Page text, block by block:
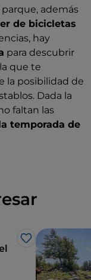
además
de bicicletas
hay
para descubrir
que te
la posibilidad de
Dada la
faltan las
temporada de
Me gusta